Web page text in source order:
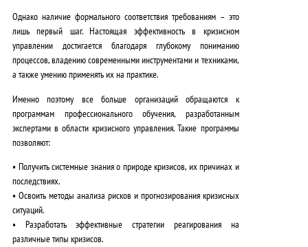
Однако наличие формального соответствия требованиям – это
лишь первый шаг. Настоящая эффективность в кризисном
управлении достигается благодаря глубокому пониманию
процессов, владению современными инструментами и техниками,
а также умению применять их на практике.
Именно поэтому все больше организаций обращаются к
программам профессионального обучения, разработанным
экспертами в области кризисного управления. Такие программы
позволяют:
• Получитьсистемные знанияо природе кризисов, их причинах и
последствиях.
• Освоить методы анализа рисков и прогнозирования кризисных
ситуаций.
• Разработатьэффективные стратегии реагирования на
различные типы кризисов.